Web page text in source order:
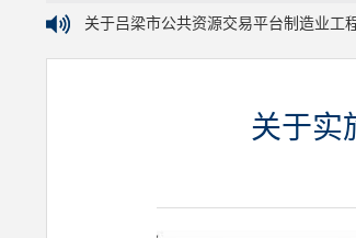
关于吕梁市公共资源交易平台制造业工
关于实